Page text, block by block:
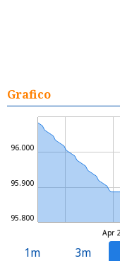
Grafico
Apr
95.800
95.900
96.000
1m 3m